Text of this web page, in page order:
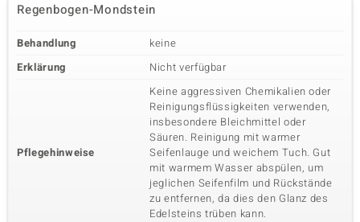
Regenbogen-Mondstein
Behandlung
keine
Erklärung
Nicht verfügbar
Pflegehinweise
Keine aggressiven Chemikalien oder
Reinigungsflüssigkeiten verwenden,
insbesondere Bleichmittel oder
Säuren. Reinigung mit warmer
Seifenlauge und weichem Tuch. Gut
mit warmem Wasser abspülen, um
jeglichen Seifenfilm und Rückstände
zu entfernen, da dies den Glanz des
Edelsteins trüben kann.